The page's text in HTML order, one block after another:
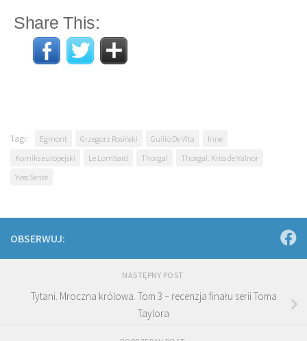
Share This:
Tagi: Egmont Grzegorz Rosiński Guilio De Vita
Inne
Komiks europejski
Le Lombard Thorgal
Thorgal. Kriss de Valnor
Yves Sente
OBSERWUJ:
NASTĘPNY POST
Tytani. Mroczna królowa. Tom 3 – recenzja finału serii Toma
Taylora